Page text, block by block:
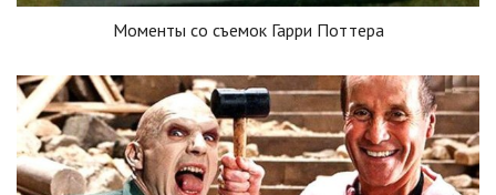
Моменты со съемок Гарри Поттера